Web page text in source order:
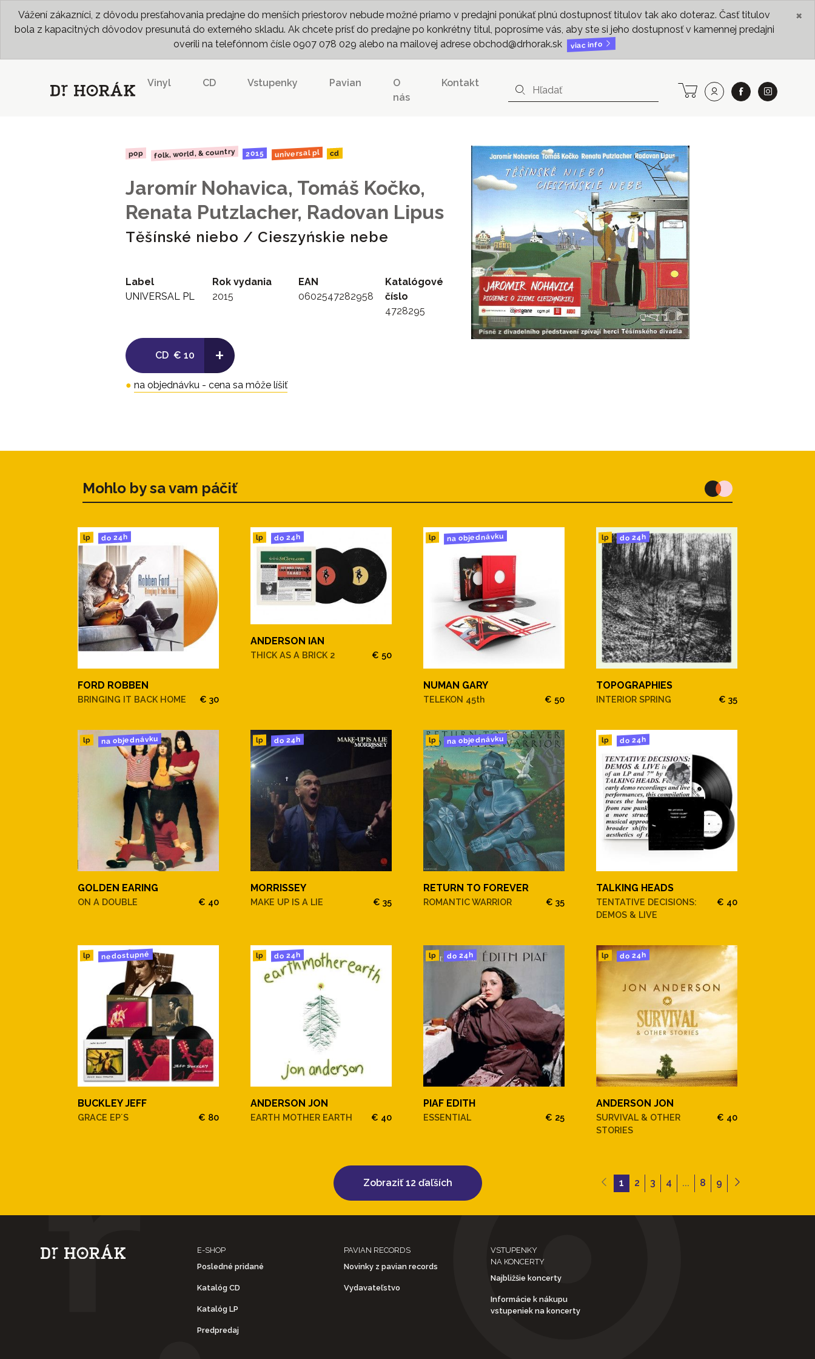
Vážení zákazníci, z dôvodu presťahovania predajne do menších priestorov nebude možné priamo v predajni ponúkať plnú dostupnosť titulov tak ako doteraz. Časť titulov
bola z kapacitných dôvodov presunutá do externého skladu. Ak chcete prísť do predajne po konkrétny titul, poprosíme vás, aby ste si jeho dostupnosť v kamennej predajni
overili na telefónnom čísle 0907 078 029 alebo na mailovej adrese obchod@drhorak.sk
viac info
×
Vinyl CD Vstupenky Pavian
O
nás
Kontakt
pop folk, world, & country 2015 universal pl cd
Jaromír Nohavica, Tomáš Kočko,
Renata Putzlacher, Radovan Lipus
Těšínské niebo / Cieszyńskie nebe
Label
UNIVERSAL PL
Rok vydania
2015
EAN
0602547282958
Katalógové
číslo
4728295
CD € 10 +
● na objednávku - cena sa môže líšiť
Mohlo by sa vam páčiť
lp do 24h
FORD ROBBEN
BRINGING IT BACK HOME € 30
lp do 24h
ANDERSON IAN
THICK AS A BRICK 2 € 50
lp na objednávku
NUMAN GARY
TELEKON 45th € 50
lp do 24h
TOPOGRAPHIES
INTERIOR SPRING € 35
lp na objednávku
GOLDEN EARING
ON A DOUBLE € 40
lp do 24h
MORRISSEY
MAKE UP IS A LIE € 35
lp na objednávku
RETURN TO FOREVER
ROMANTIC WARRIOR € 35
lp do 24h
TALKING HEADS
TENTATIVE DECISIONS:
DEMOS & LIVE
€ 40
lp nedostupné
BUCKLEY JEFF
GRACE EP´S € 80
lp do 24h
ANDERSON JON
EARTH MOTHER EARTH € 40
lp do 24h
PIAF EDITH
ESSENTIAL € 25
lp do 24h
ANDERSON JON
SURVIVAL & OTHER
STORIES
€ 40
Zobraziť 12 ďaľších 1 2 3 4 ... 8 9
E-SHOP
Posledné pridané
Katalóg CD
Katalóg LP
Predpredaj
PAVIAN RECORDS
Novinky z pavian records
Vydavateľstvo
VSTUPENKY
NA KONCERTY
Najbližšie koncerty
Informácie k nákupu
vstupeniek na koncerty